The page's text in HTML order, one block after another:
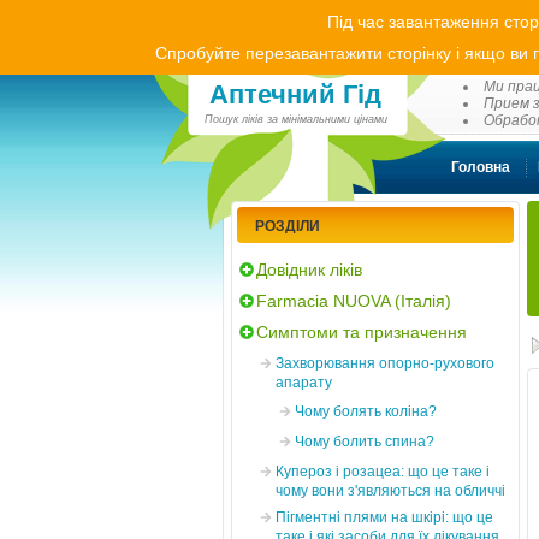
Аптечний Гід
Пошук ліків за мінімальними цінами
Під час завантаження
Спробуйте перезавантажити сторінку і якщо ви
Ми
Прием
Головна
РОЗДІЛИ
Довідник ліків
Farmacia NUOVA (Італія)
Симптоми та призначення
Захворювання опорно-рухового
апарату
Чому болять коліна?
Чому болить спина?
Купероз і розацеа: що це таке і
чому вони з'являються на обличчі
Пігментні плями на шкірі: що це